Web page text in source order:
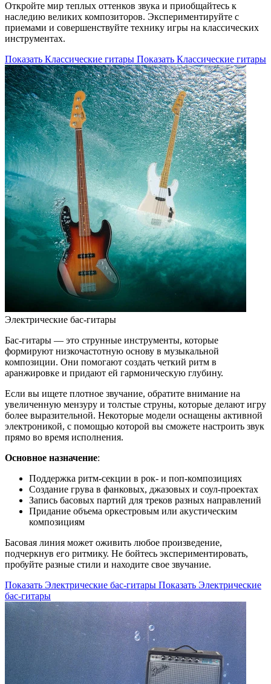
Откройте мир теплых оттенков звука и приобщайтесь к
наследию великих композиторов. Экспериментируйте с
приемами и совершенствуйте технику игры на классических
инструментах.
Показать Классические гитары Показать Классические гитары
Электрические бас-гитары
Бас-гитары — это струнные инструменты, которые
формируют низкочастотную основу в музыкальной
композиции. Они помогают создать четкий ритм в
аранжировке и придают ей гармоническую глубину.
Если вы ищете плотное звучание, обратите внимание на
увеличенную мензуру и толстые струны, которые делают игру
более выразительной. Некоторые модели оснащены активной
электроникой, с помощью которой вы сможете настроить звук
прямо во время исполнения.
Основное назначение:
Поддержка ритм-секции в рок- и поп-композициях
Создание грува в фанковых, джазовых и соул-проектах
Запись басовых партий для треков разных направлений
Придание объема оркестровым или акустическим
композициям
Басовая линия может оживить любое произведение,
подчеркнув его ритмику. Не бойтесь экспериментировать,
пробуйте разные стили и находите свое звучание.
Показать Электрические бас-гитары Показать Электрические
бас-гитары